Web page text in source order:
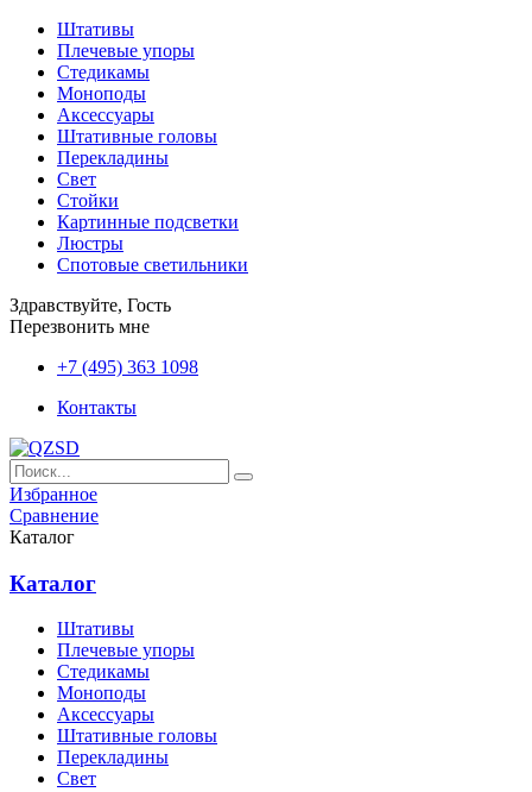
Штативы
Плечевые упоры
Стедикамы
Моноподы
Аксессуары
Штативные головы
Перекладины
Свет
Стойки
Картинные подсветки
Люстры
Спотовые светильники
Здравствуйте, Гость
Перезвонить мне
+7 (495) 363 1098
Контакты
Избранное
Сравнение
Каталог
Каталог
Штативы
Плечевые упоры
Стедикамы
Моноподы
Аксессуары
Штативные головы
Перекладины
Свет